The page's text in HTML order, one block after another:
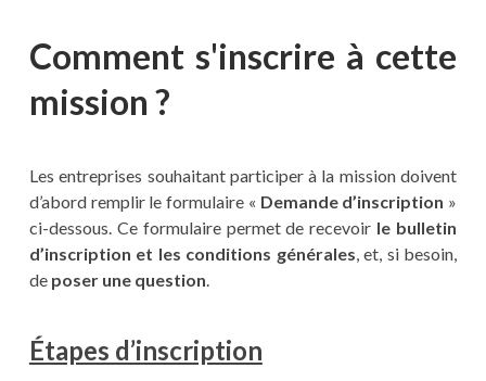
Comment s'inscrire à cette
mission ?
Les entreprises souhaitant participer à la mission doivent
d’abord remplir le formulaire « Demande d’inscription »
ci-dessous. Ce formulaire permet de recevoir le bulletin
d’inscription et les conditions générales, et, si besoin,
de poser une question.
Étapes d’inscription